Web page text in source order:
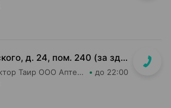
ул. Кирилла Туровского, д. 24, пом. 240 (за зданием ТРЦ Dana Mall, пешеходный бульвар Пикассо, ориентир на мед.центр "Маяк Здоровья", 1 эт. жилого дома)
Планета Здоровья Доктор Таир ООО Аптека №31 до 22:00